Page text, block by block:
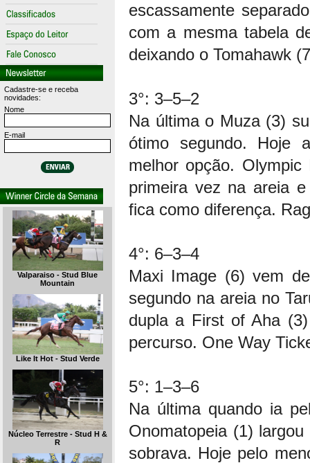
Cadastre-se e receba
novidades:
Nome
E-mail
Valparaiso - Stud Blue
Mountain
Like It Hot - Stud Verde
Núcleo Terrestre - Stud H &
R
escassamente
com a mesma tabela
deixando o Tomahawk
3°: 3–5–2
Na última o Muza (3)
ótimo segundo. Hoje
melhor opção.
primeira vez na areia
fica como diferença.
4°: 6–3–4
Maxi Image (6) vem
segundo na areia no
dupla a First of Aha
percurso. One Way
5°: 1–3–6
Na última quando ia
Onomatopeia (1)
sobrava. Hoje pelo